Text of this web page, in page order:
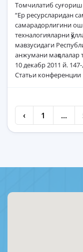
Томчилатиб
“Ер ресурсларидан
самарадорлигини
техналогияларни
мавзусидаги
анжумани
10 декабр 2011 й. 147-
Статьи конференции
‹ 1 ...